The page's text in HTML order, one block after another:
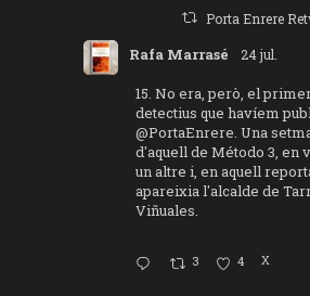
Porta Enrere
Rafa Marrasé 24 jul.
15. No era, però, el
detectius que havíem
@PortaEnrere. Una
d'aquell de Método 3, en
un altre i, en aquell
apareixia l'alcalde de
Viñuales.
3 4 X